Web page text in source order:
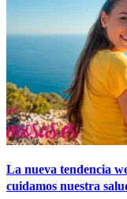
La nueva tendencia
cuidamos nuestra